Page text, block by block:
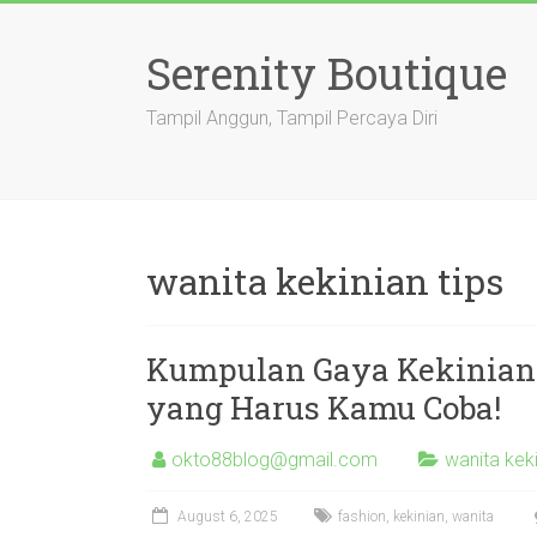
Serenity Boutique
Tampil Anggun, Tampil Percaya Diri
wanita kekinian tips
Kumpulan Gaya
yang Harus Kamu Coba!
okto88blog@gmail.com wanita
August 6, 2025 fashion, kekinian, wanita